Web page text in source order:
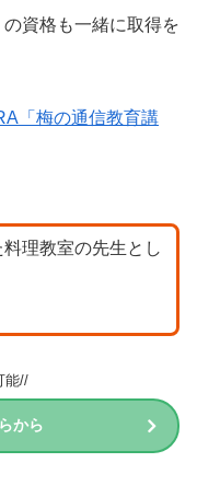
資格も一緒に取得を
「梅の通信教育講
理教室の先生とし
能//
から